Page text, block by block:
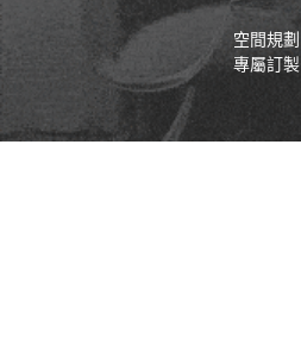
空間規劃
專屬訂製